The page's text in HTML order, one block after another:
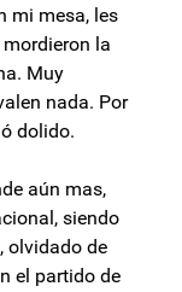
mi mesa, les
la
Muy
nada. Por
dolido.
aún mas,
siendo
olvidado de
el partido de